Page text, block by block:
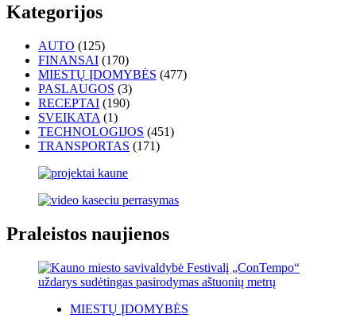
Kategorijos
AUTO (125)
FINANSAI (170)
MIESTŲ ĮDOMYBĖS (477)
PASLAUGOS (3)
RECEPTAI (190)
SVEIKATA (1)
TECHNOLOGIJOS (451)
TRANSPORTAS (171)
Praleistos naujienos
MIESTŲ ĮDOMYBĖS